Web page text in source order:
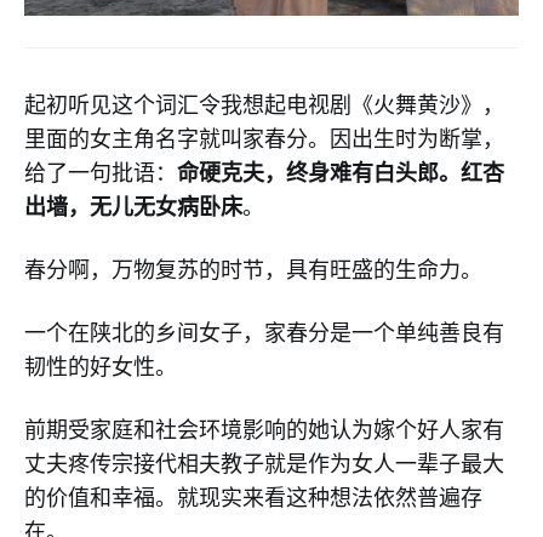
起初听见这个词汇令我想起电视剧《火舞黄沙》，
里面的女主角名字就叫家春分。因出生时为断掌，
给了一句批语： 命硬克夫，终身难有白头郎。红杏
出墙，无儿无女病卧床。
春分啊，万物复苏的时节，具有旺盛的生命力。
一个在陕北的乡间女子，家春分是一个单纯善良有
韧性的好女性。
前期受家庭和社会环境影响的她认为嫁个好人家有
丈夫疼传宗接代相夫教子就是作为女人一辈子最大
的价值和幸福。就现实来看这种想法依然普遍存